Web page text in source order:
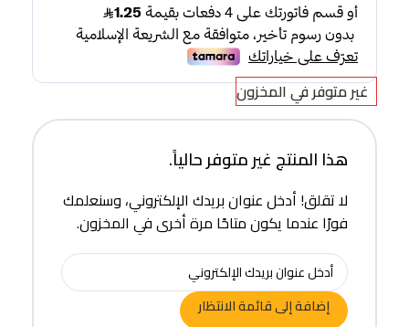
غير متوفر في المخزون
هذا المنتج غير متوفر حالياً.
لا تقلق! أدخل عنوان بريدك الإلكتروني، وسنعلمك
فورًا عندما يكون متاحًا مرة أخرى في المخزون.
إضافة إلى قائمة الانتظار